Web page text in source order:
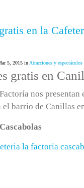
en la
5, 2015 in Atracciones y espectáculos
gratis en
nos presentan
barrio de Canillas